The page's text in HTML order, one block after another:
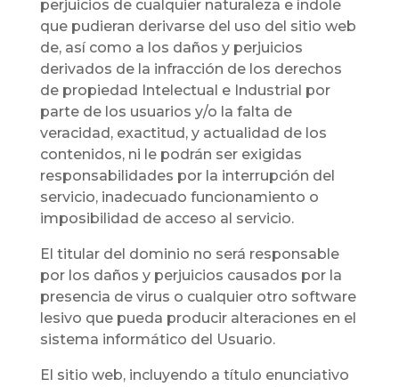
perjuicios de cualquier naturaleza e índole
que pudieran derivarse del uso del sitio web
de, así como a los daños y perjuicios
derivados de la infracción de los derechos
de propiedad Intelectual e Industrial por
parte de los usuarios y/o la falta de
veracidad, exactitud, y actualidad de los
contenidos, ni le podrán ser exigidas
responsabilidades por la interrupción del
servicio, inadecuado funcionamiento o
imposibilidad de acceso al servicio.
El titular del dominio no será responsable
por los daños y perjuicios causados por la
presencia de virus o cualquier otro software
lesivo que pueda producir alteraciones en el
sistema informático del Usuario.
El sitio web, incluyendo a título enunciativo